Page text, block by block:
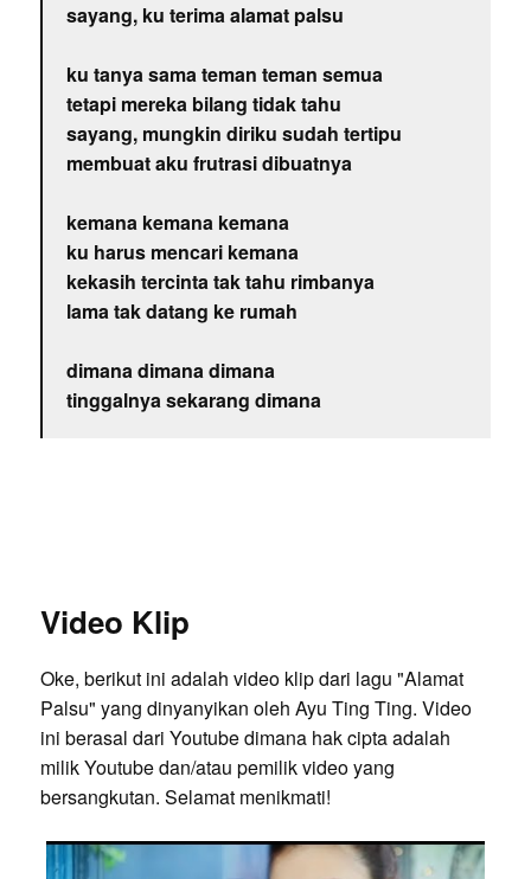
sayang, ku terima alamat palsu
ku tanya sama teman teman semua
tetapi mereka bilang tidak tahu
sayang, mungkin diriku sudah tertipu
membuat aku frutrasi dibuatnya
kemana kemana kemana
ku harus mencari kemana
kekasih tercinta tak tahu rimbanya
lama tak datang ke rumah
dimana dimana dimana
tinggalnya sekarang dimana
Video Klip
Oke, berikut ini adalah video klip dari lagu "Alamat
Palsu" yang dinyanyikan oleh Ayu Ting Ting. Video
ini berasal dari Youtube dimana hak cipta adalah
milik Youtube dan/atau pemilik video yang
bersangkutan. Selamat menikmati!